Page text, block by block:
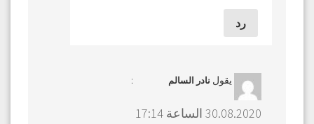
رد
يقول نادر السالم :
30.08.2020 الساعة 17:14